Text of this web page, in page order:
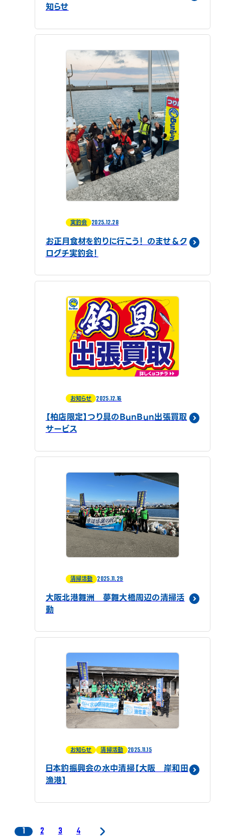
知らせ
実釣会 2025.12.28
お正月食材を釣りに行こう！ のませ＆ク
ログチ実釣会！
お知らせ 2025.12.16
【柏店限定】つり具のBunBun出張買取
サービス
清掃活動 2025.11.29
大阪北港舞洲 夢舞大橋周辺の清掃活
動
お知らせ 清掃活動 2025.11.15
日本釣振興会の水中清掃【大阪 岸和田
漁港】
1 2 3 4